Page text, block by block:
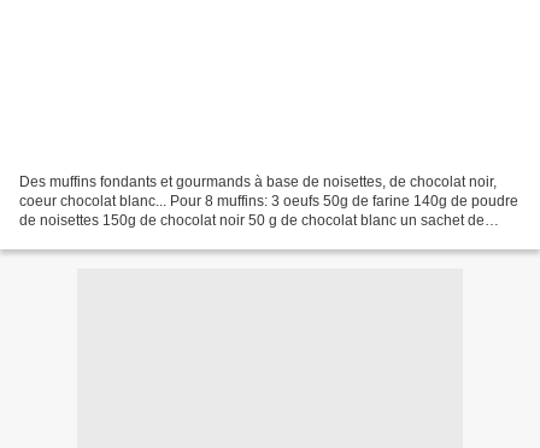
Des muffins fondants et gourmands à base de noisettes, de chocolat noir,
coeur chocolat blanc... Pour 8 muffins: 3 oeufs 50g de farine 140g de poudre
de noisettes 150g de chocolat noir 50 g de chocolat blanc un sachet de